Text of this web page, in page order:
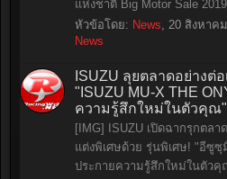
แห่งชาติ Big Motor Sale
หัวข้อโดย: News, 20 สิงหาค
News
ISUZU ลุยตลาดอย่างต่
"ISUZU MU-X THE
ความรู้สึกใหม่ในตัวคุณ"
[IMG] ISUZU เปิดฉากรุกตล
แต่งพิเศษด้วย รุ่นพิเศษ! "อีซู
ประกายความรู้สึกใหม่ในตัวคุ